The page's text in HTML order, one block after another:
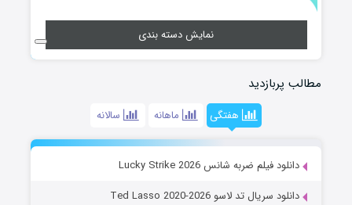
نمایش دسته بندی
مطالب پربازدید
هفتگی ماهانه سالانه
دانلود فیلم ضربه شانس Lucky Strike 2026
دانلود سریال تد لاسو Ted Lasso 2020-2026